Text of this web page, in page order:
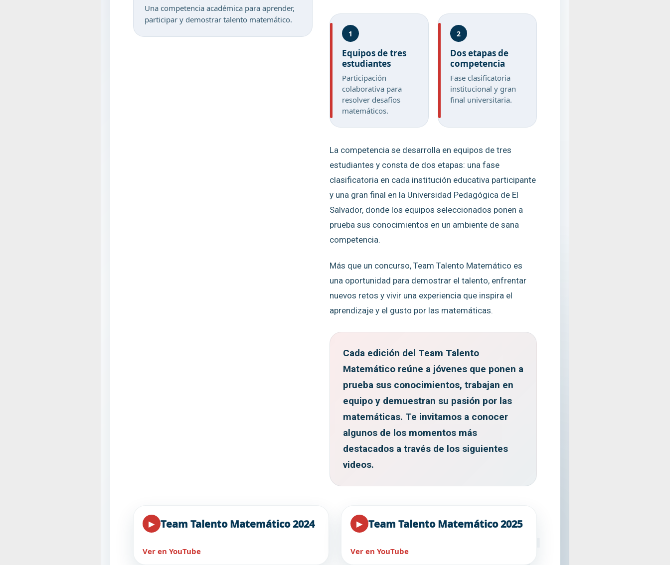
Una competencia académica para aprender,
participar y demostrar talento matemático.
1
Equipos de tres
estudiantes
Participación
colaborativa para
resolver desafíos
matemáticos.
2
Dos etapas de
competencia
Fase clasificatoria
institucional y gran
final universitaria.
La competencia se desarrolla en equipos de tres
estudiantes y consta de dos etapas: una fase
clasificatoria en cada institución educativa participante
y una gran final en la Universidad Pedagógica de El
Salvador, donde los equipos seleccionados ponen a
prueba sus conocimientos en un ambiente de sana
competencia.
Más que un concurso, Team Talento Matemático es
una oportunidad para demostrar el talento, enfrentar
nuevos retos y vivir una experiencia que inspira el
aprendizaje y el gusto por las matemáticas.
Cada edición del Team Talento
Matemático reúne a jóvenes que ponen a
prueba sus conocimientos, trabajan en
equipo y demuestran su pasión por las
matemáticas. Te invitamos a conocer
algunos de los momentos más
destacados a través de los siguientes
videos.
▶ Team Talento Matemático 2024
Ver en YouTube
▶ Team Talento Matemático 2025
Ver en YouTube